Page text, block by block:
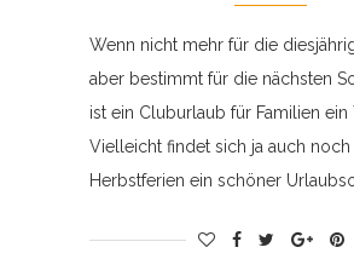
Wenn nicht mehr für die
aber bestimmt für die nächsten
ist ein Cluburlaub für Familien ein
Vielleicht findet sich ja auch
Herbstferien ein schöner